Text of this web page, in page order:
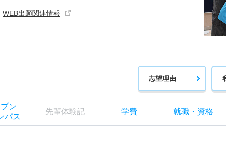
WEB出願関連情報
志望理由
プン
パス
先輩体験記 学費 就職・ 資格